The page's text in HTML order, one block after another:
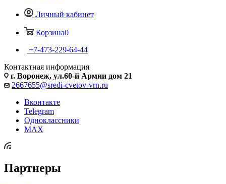
Личный кабинет
Корзина0
+7-473-229-64-44
Контактная информация
г. Воронеж, ул.60-й Армии дом 21
2667655@sredi-cvetov-vrn.ru
Вконтакте
Telegram
Одноклассники
MAX
Партнеры